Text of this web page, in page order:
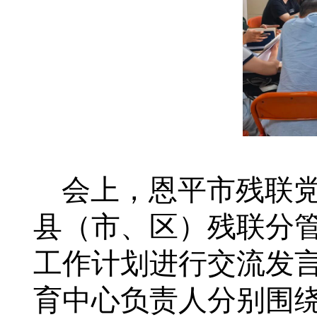
会上，恩平市残联
县（市、区）残联分
工作计划进行交流发
育中心负责人分别围